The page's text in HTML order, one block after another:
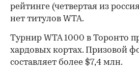
00:00 00:00
рейтинге (четвертая из
нет титулов WTA.
Турнир WTA 1000 в Торонто
хардовых кортах. Призовой
составляет более $7,4 млн.